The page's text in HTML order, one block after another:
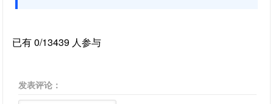
已有 0/13439 人参与
发表评论：